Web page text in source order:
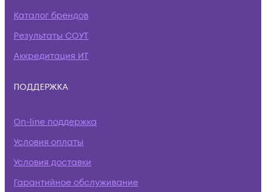
Каталог брендов
Результаты СОУТ
Аккредитация ИТ
ПОДДЕРЖКА
On-line поддержка
Условия оплаты
Условия доставки
Гарантийное обслуживание